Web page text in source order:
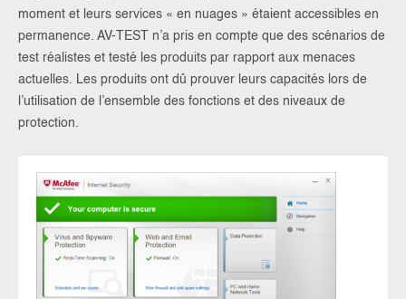
moment et leurs services « en nuages » étaient accessibles en
permanence. AV-TEST n’a pris en compte que des scénarios de
test réalistes et testé les produits par rapport aux menaces
actuelles. Les produits ont dû prouver leurs capacités lors de
l’utilisation de l’ensemble des fonctions et des niveaux de
protection.